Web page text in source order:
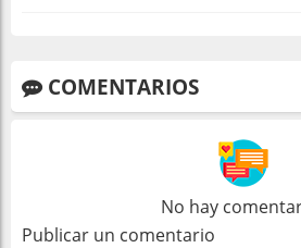
COMENTARIOS
No hay
Publicar un comentario